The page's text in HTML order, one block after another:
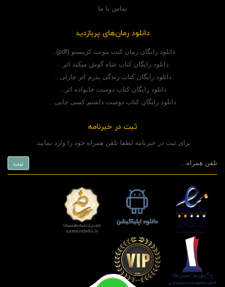
تماس با ما
دانلود رمان‌های پربازدید
دانلود رایگان رمان کنت مونت کریستو (pdf)...
دانلود رایگان کتاب شاه گوش میکند اثر...
دانلود رایگان کتاب زندگی پدرم اثر چارلی...
دانلود رایگان کتاب دوست خانواده اثر...
دانلود رایگان کتاب دوست داشتم کسی جایی...
ثبت در خبرنامه
برای ثبت در خبرنامه لطفا تلفن همراه خود را وارد نمایید: